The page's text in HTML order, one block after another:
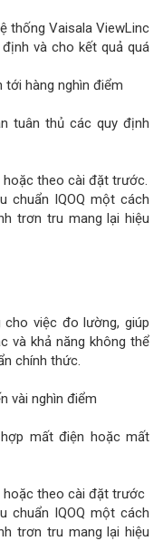
thống Vaisala ViewLinc
và cho kết quả quá
tới hàng nghìn điểm
tuân thủ các quy định
theo cài đặt trước.
chuẩn IQOQ một cách
trơn tru mang lại hiệu
cho việc đo lường, giúp
và khả năng không thể
chính thức.
vài nghìn điểm
mất điện hoặc mất
hoặc theo cài đặt trước
chuẩn IQOQ một cách
trơn tru mang lại hiệu